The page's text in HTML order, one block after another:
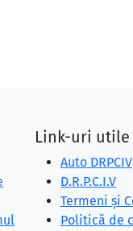
Link-uri utile
Auto DRPCIV
D.R.P.C.I.V
Termeni și
Politică de